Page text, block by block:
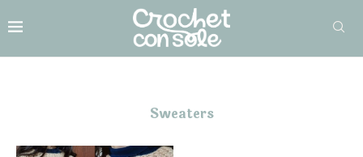
Sweaters